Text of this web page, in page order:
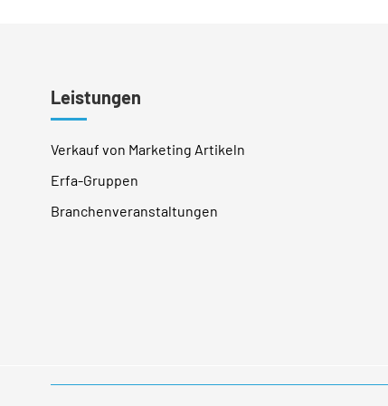
Leistungen
Verkauf von Marketing Artikeln
Erfa-Gruppen
Branchenveranstaltungen